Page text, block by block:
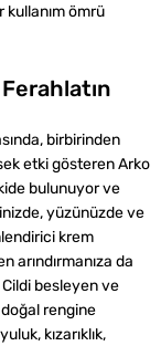
ömrü
birbirinden
etki gösteren Arko
bulunuyor ve
yüzünüzde ve
krem
da
besleyen ve
rengine
kızarıklık,